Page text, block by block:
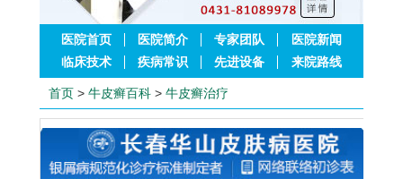
医院首页 医院简介 专家团队
医院新闻
临床技术
疾病常识 先进设备 来院路线
首页 > 牛皮癣百科 > 牛皮癣治疗